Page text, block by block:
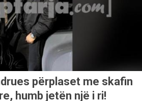
përplaset me skafin
humb jetën një i ri!